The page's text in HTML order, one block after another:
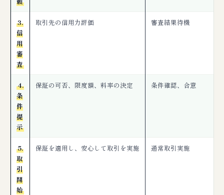
3.
信
用
審
査
取引先の信用力評価 審査結果待機
4.
条
件
提
示
保証の可否、限度額、料率の決定 条件確認、合意
5.
取
引
開
始
保証を適用し、安心して取引を実施 通常取引実施